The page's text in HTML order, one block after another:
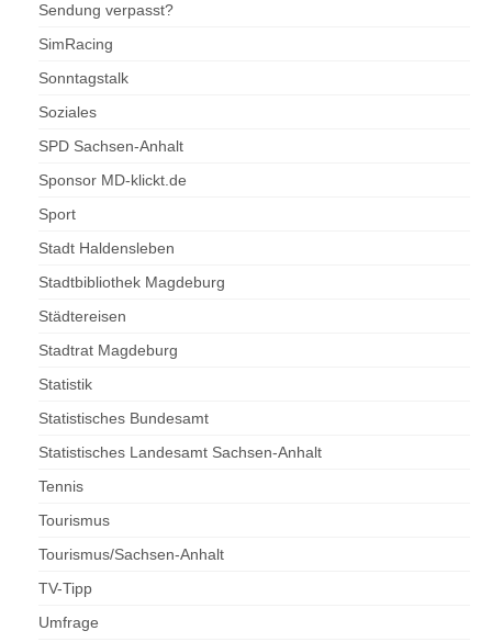
Sendung verpasst?
SimRacing
Sonntagstalk
Soziales
SPD Sachsen-Anhalt
Sponsor MD-klickt.de
Sport
Stadt Haldensleben
Stadtbibliothek Magdeburg
Städtereisen
Stadtrat Magdeburg
Statistik
Statistisches Bundesamt
Statistisches Landesamt Sachsen-Anhalt
Tennis
Tourismus
Tourismus/Sachsen-Anhalt
TV-Tipp
Umfrage